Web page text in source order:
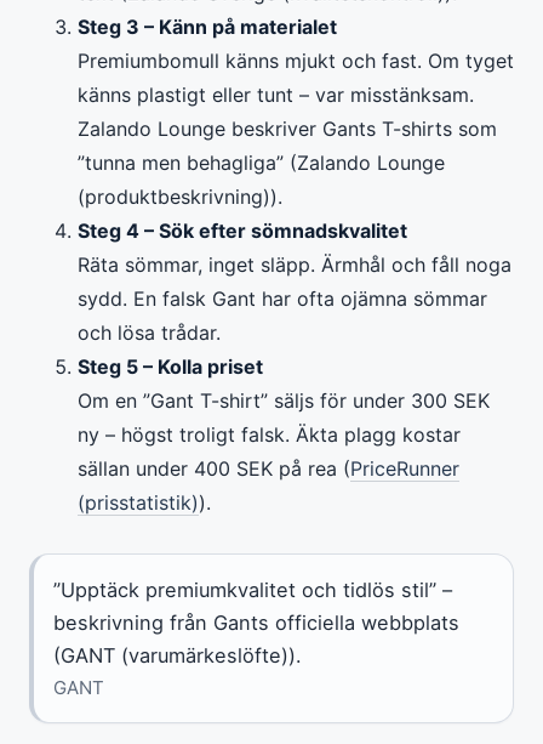
Steg 3 – Känn på materialet
Premiumbomull känns mjukt och fast. Om tyget
känns plastigt eller tunt – var misstänksam.
Zalando Lounge beskriver Gants T-shirts som
”tunna men behagliga” (Zalando Lounge
(produktbeskrivning)).
Steg 4 – Sök efter sömnadskvalitet
Räta sömmar, inget släpp. Ärmhål och fåll noga
sydd. En falsk Gant har ofta ojämna sömmar
och lösa trådar.
Steg 5 – Kolla priset
Om en ”Gant T-shirt” säljs för under 300 SEK
ny – högst troligt falsk. Äkta plagg kostar
sällan under 400 SEK på rea (PriceRunner
(prisstatistik)).
”Upptäck premiumkvalitet och tidlös stil” –
beskrivning från Gants officiella webbplats
(GANT (varumärkeslöfte)).
GANT